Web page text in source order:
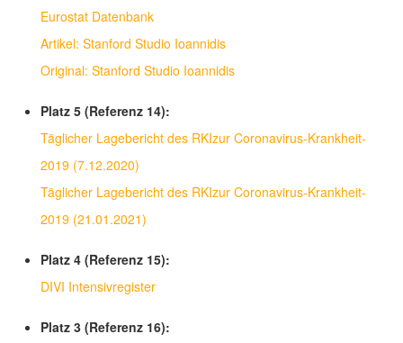
Eurostat Datenbank
Artikel: Stanford Studio Ioannidis
Original: Stanford Studio Ioannidis
Platz 5 (Referenz 14):
Täglicher Lagebericht des RKIzur Coronavirus-Krankheit-
2019 (7.12.2020)
Täglicher Lagebericht des RKIzur Coronavirus-Krankheit-
2019 (21.01.2021)
Platz 4 (Referenz 15):
DIVI Intensivregister
Platz 3 (Referenz 16):